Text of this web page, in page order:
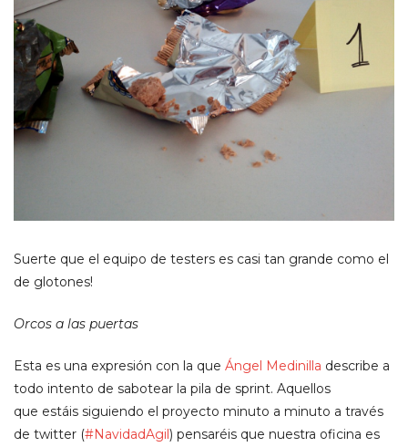
Suerte que el equipo de testers es casi tan grande como el
de glotones!
Orcos a las puertas
Esta es una expresión con la que Ángel Medinilla describe a
todo intento de sabotear la pila de sprint. Aquellos
que estáis siguiendo el proyecto minuto a minuto a través
de twitter (#NavidadAgil) pensaréis que nuestra oficina es